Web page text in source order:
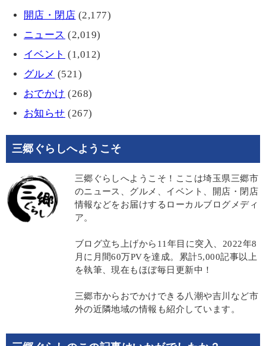
開店・閉店 (2,177)
ニュース (2,019)
イベント (1,012)
グルメ (521)
おでかけ (268)
お知らせ (267)
三郷ぐらしへようこそ
三郷ぐらしへようこそ！ここは埼玉県三郷市
のニュース、グルメ、イベント、開店・閉店
情報などをお届けするローカルブログメディ
ア。
ブログ立ち上げから11年目に突入、2022年8
月に月間60万PVを達成。累計5,000記事以上
を執筆、現在もほぼ毎日更新中！
三郷市からおでかけできる八潮や吉川など市
外の近隣地域の情報も紹介しています。